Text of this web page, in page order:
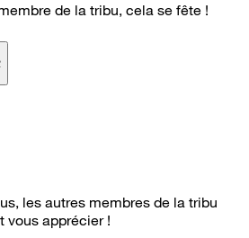
de la tribu, cela se fête !
les autres membres de la tribu
vous apprécier !